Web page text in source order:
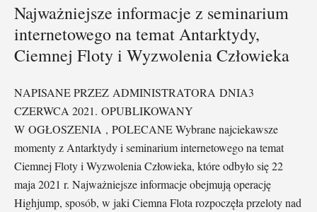
Najważniejsze informacje z seminarium
internetowego na temat Antarktydy,
Ciemnej Floty i Wyzwolenia Człowieka
NAPISANE PRZEZ ADMINISTRATORA DNIA3
CZERWCA 2021. OPUBLIKOWANY
W OGŁOSZENIA , POLECANE Wybrane najciekawsze
momenty z Antarktydy i seminarium internetowego na temat
Ciemnej Floty i Wyzwolenia Człowieka, które odbyło się 22
maja 2021 r. Najważniejsze informacje obejmują operację
Highjump, sposób, w jaki Ciemna Flota rozpoczęła przeloty nad